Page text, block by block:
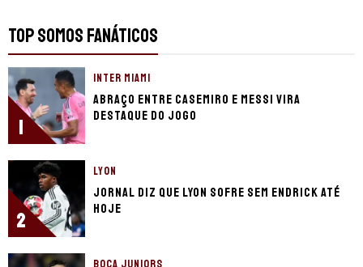
TOP SOMOS FANÁTICOS
1
INTER MIAMI
Abraço entre Casemiro e Messi vira
destaque do jogo
2
LYON
Jornal diz que Lyon sofre sem Endrick até
hoje
BOCA JUNIORS